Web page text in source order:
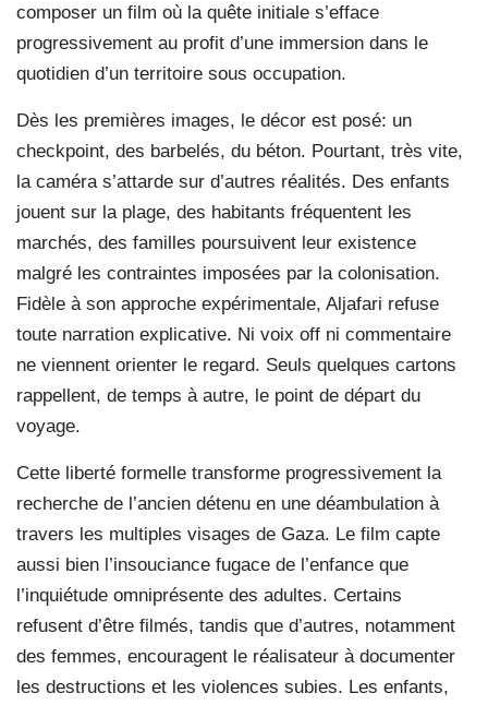
composer un film où la quête initiale s’efface
progressivement au profit d’une immersion dans le
quotidien d’un territoire sous occupation.
Dès les premières images, le décor est posé: un
checkpoint, des barbelés, du béton. Pourtant, très vite,
la caméra s’attarde sur d’autres réalités. Des enfants
jouent sur la plage, des habitants fréquentent les
marchés, des familles poursuivent leur existence
malgré les contraintes imposées par la colonisation.
Fidèle à son approche expérimentale, Aljafari refuse
toute narration explicative. Ni voix off ni commentaire
ne viennent orienter le regard. Seuls quelques cartons
rappellent, de temps à autre, le point de départ du
voyage.
Cette liberté formelle transforme progressivement la
recherche de l’ancien détenu en une déambulation à
travers les multiples visages de Gaza. Le film capte
aussi bien l’insouciance fugace de l’enfance que
l’inquiétude omniprésente des adultes. Certains
refusent d’être filmés, tandis que d’autres, notamment
des femmes, encouragent le réalisateur à documenter
les destructions et les violences subies. Les enfants,